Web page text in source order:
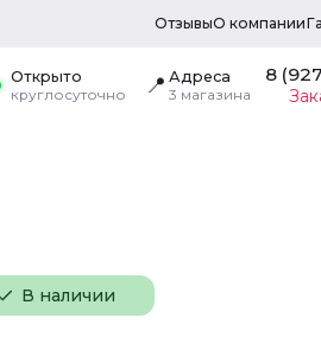
ОтзывыО компании
Открыто
круглосуточно
📍 Адреса
3 магазина
8
В наличии